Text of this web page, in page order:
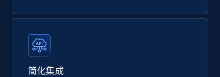
Digikey - Products
Product url, Category url, Part number,
简化集成